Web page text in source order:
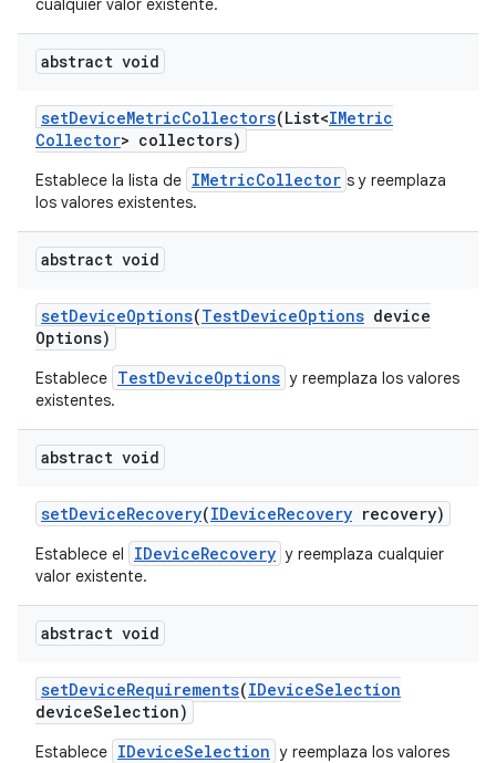
cualquier valor existente.
abstract void
setDeviceMetricCollectors(List<IMetric
Collector> collectors)
Establece la lista de IMetricCollector s y reemplaza
los valores existentes.
abstract void
setDeviceOptions(TestDeviceOptions device
Options)
Establece TestDeviceOptions y reemplaza los valores
existentes.
abstract void
setDeviceRecovery(IDeviceRecovery recovery)
Establece el IDeviceRecovery y reemplaza cualquier
valor existente.
abstract void
setDeviceRequirements(IDeviceSelection
deviceSelection)
Establece IDeviceSelection y reemplaza los valores